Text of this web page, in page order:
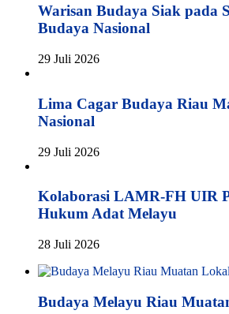
Warisan Budaya Siak pada
Budaya Nasional
29 Juli 2026
Lima Cagar Budaya Riau
Nasional
29 Juli 2026
Kolaborasi LAMR-FH UIR
Hukum Adat Melayu
28 Juli 2026
Budaya Melayu Riau